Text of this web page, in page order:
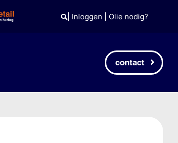
| Inloggen Olie nodig?
contact